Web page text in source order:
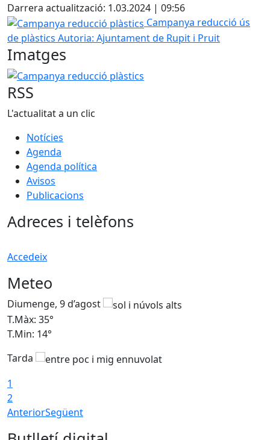
Darrera actualització: 1.03.2024 | 09:56
Campanya reducció plàstics
Campanya reducció ús
de plàstics Autoria: Ajuntament de Rupit i Pruit
Imatges
Campanya reducció plàstics
RSS
L'actualitat a un clic
Notícies
Agenda
Agenda política
Avisos
Publicacions
Adreces i telèfons
Accedeix
Meteo
Diumenge, 9 d’agost
T.Màx: 35°
T.Min: 14°
Tarda
1
2
AnteriorSegüent